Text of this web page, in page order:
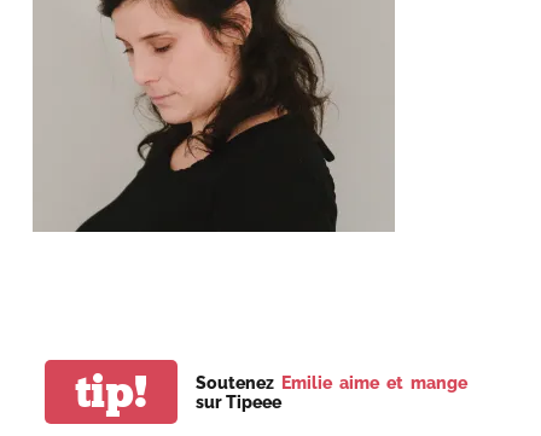
tip! Soutenez Emilie aime et mange
sur Tipeee